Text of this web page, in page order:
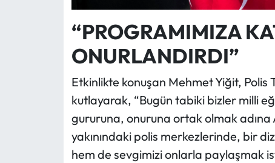
“PROGRAMIMIZA
ONURLANDIRDI”
Etkinlikte konuşan Mehmet Yiğit, Polis
kutlayarak, “Bugün tabiki bizler milli
gururuna, onuruna ortak olmak adına
yakınındaki polis merkezlerinde, bir
hem de sevgimizi onlarla paylaşmak